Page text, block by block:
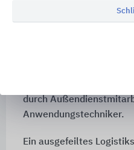
Kundenorientierung wird
groß geschrieben.
durch
Anwendungstechniker.
Ein ausgefeiltes